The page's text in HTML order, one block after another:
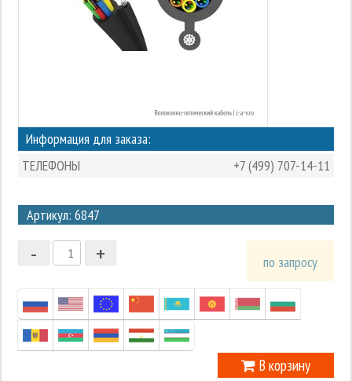
Информация для заказа:
ТЕЛЕФОНЫ
+7 (499) 707-14-11
Артикул: 6847
2
1
-1
+
- по запросу
В корзину